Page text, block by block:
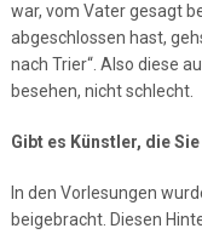
war, vom Vater gesagt
abgeschlossen hast,
nach Trier“. Also diese
besehen, nicht schlecht.
Gibt es Künstler, die
In den Vorlesungen
beigebracht. Diesen